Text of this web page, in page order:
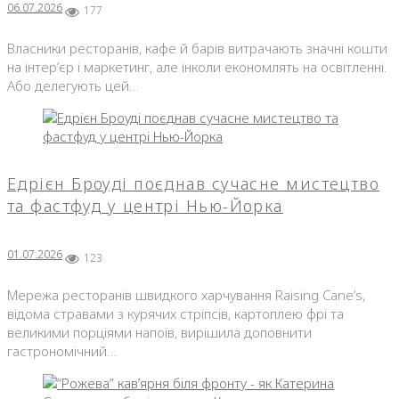
06.07.2026 177
Власники ресторанів, кафе й барів витрачають значні кошти
на інтер’єр і маркетинг, але інколи економлять на освітленні.
Або делегують цей…
Едрієн Броуді поєднав сучасне мистецтво
та фастфуд у центрі Нью-Йорка
01.07.2026 123
Мережа ресторанів швидкого харчування Raising Cane’s,
відома стравами з курячих стріпсів, картоплею фрі та
великими порціями напоїв, вирішила доповнити
гастрономічний…